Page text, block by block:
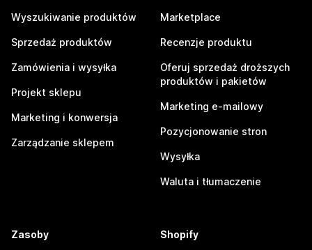
Wyszukiwanie produktów
Sprzedaż produktów
Zamówienia i wysyłka
Projekt sklepu
Marketing i konwersja
Zarządzanie sklepem
Marketplace
Recenzje produktu
Oferuj sprzedaż droższych
produktów i pakietów
Marketing e-mailowy
Pozycjonowanie stron
Wysyłka
Waluta i tłumaczenie
Zasoby Shopify